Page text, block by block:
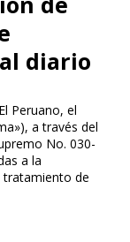
diario
Peruano, el
a través del
No. 030-
a la
tratamiento de